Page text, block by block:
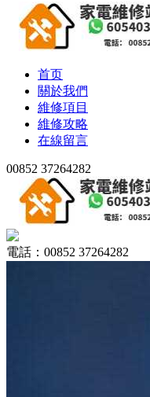
首页
關於我們
維修項目
維修攻略
在線留言
00852 37264282
電話：00852 37264282